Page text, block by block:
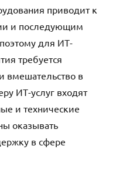
приводит к
и последующим
для ИТ-
требуется
вмешательство в
ИТ-услуг входят
и технические
оказывать
в сфере